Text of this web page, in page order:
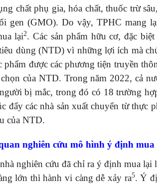
chất phụ gia, hóa chất, thuốc trừ
gen (GMO). Do vậy, TPHC mang
lại2. Các sản phẩm hữu cơ, đặc
dùng (NTD) vì những lợi ích mà
phẩm được các phương tiện truyền
của NTD. Trong năm 2022, cả
bị mắc, trong đó có 18 trường
đẩy các nhà sản xuất chuyển từ thực
của NTD.
nghiên cứu mô hình ý định
nghiên cứu đã chỉ ra ý định mua
lớn thì hành vi càng dễ xảy ra5. Ý